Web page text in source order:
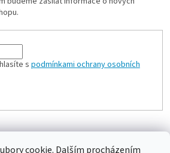
cookie. Dalším procházením
s podmínkami ochrany osobních